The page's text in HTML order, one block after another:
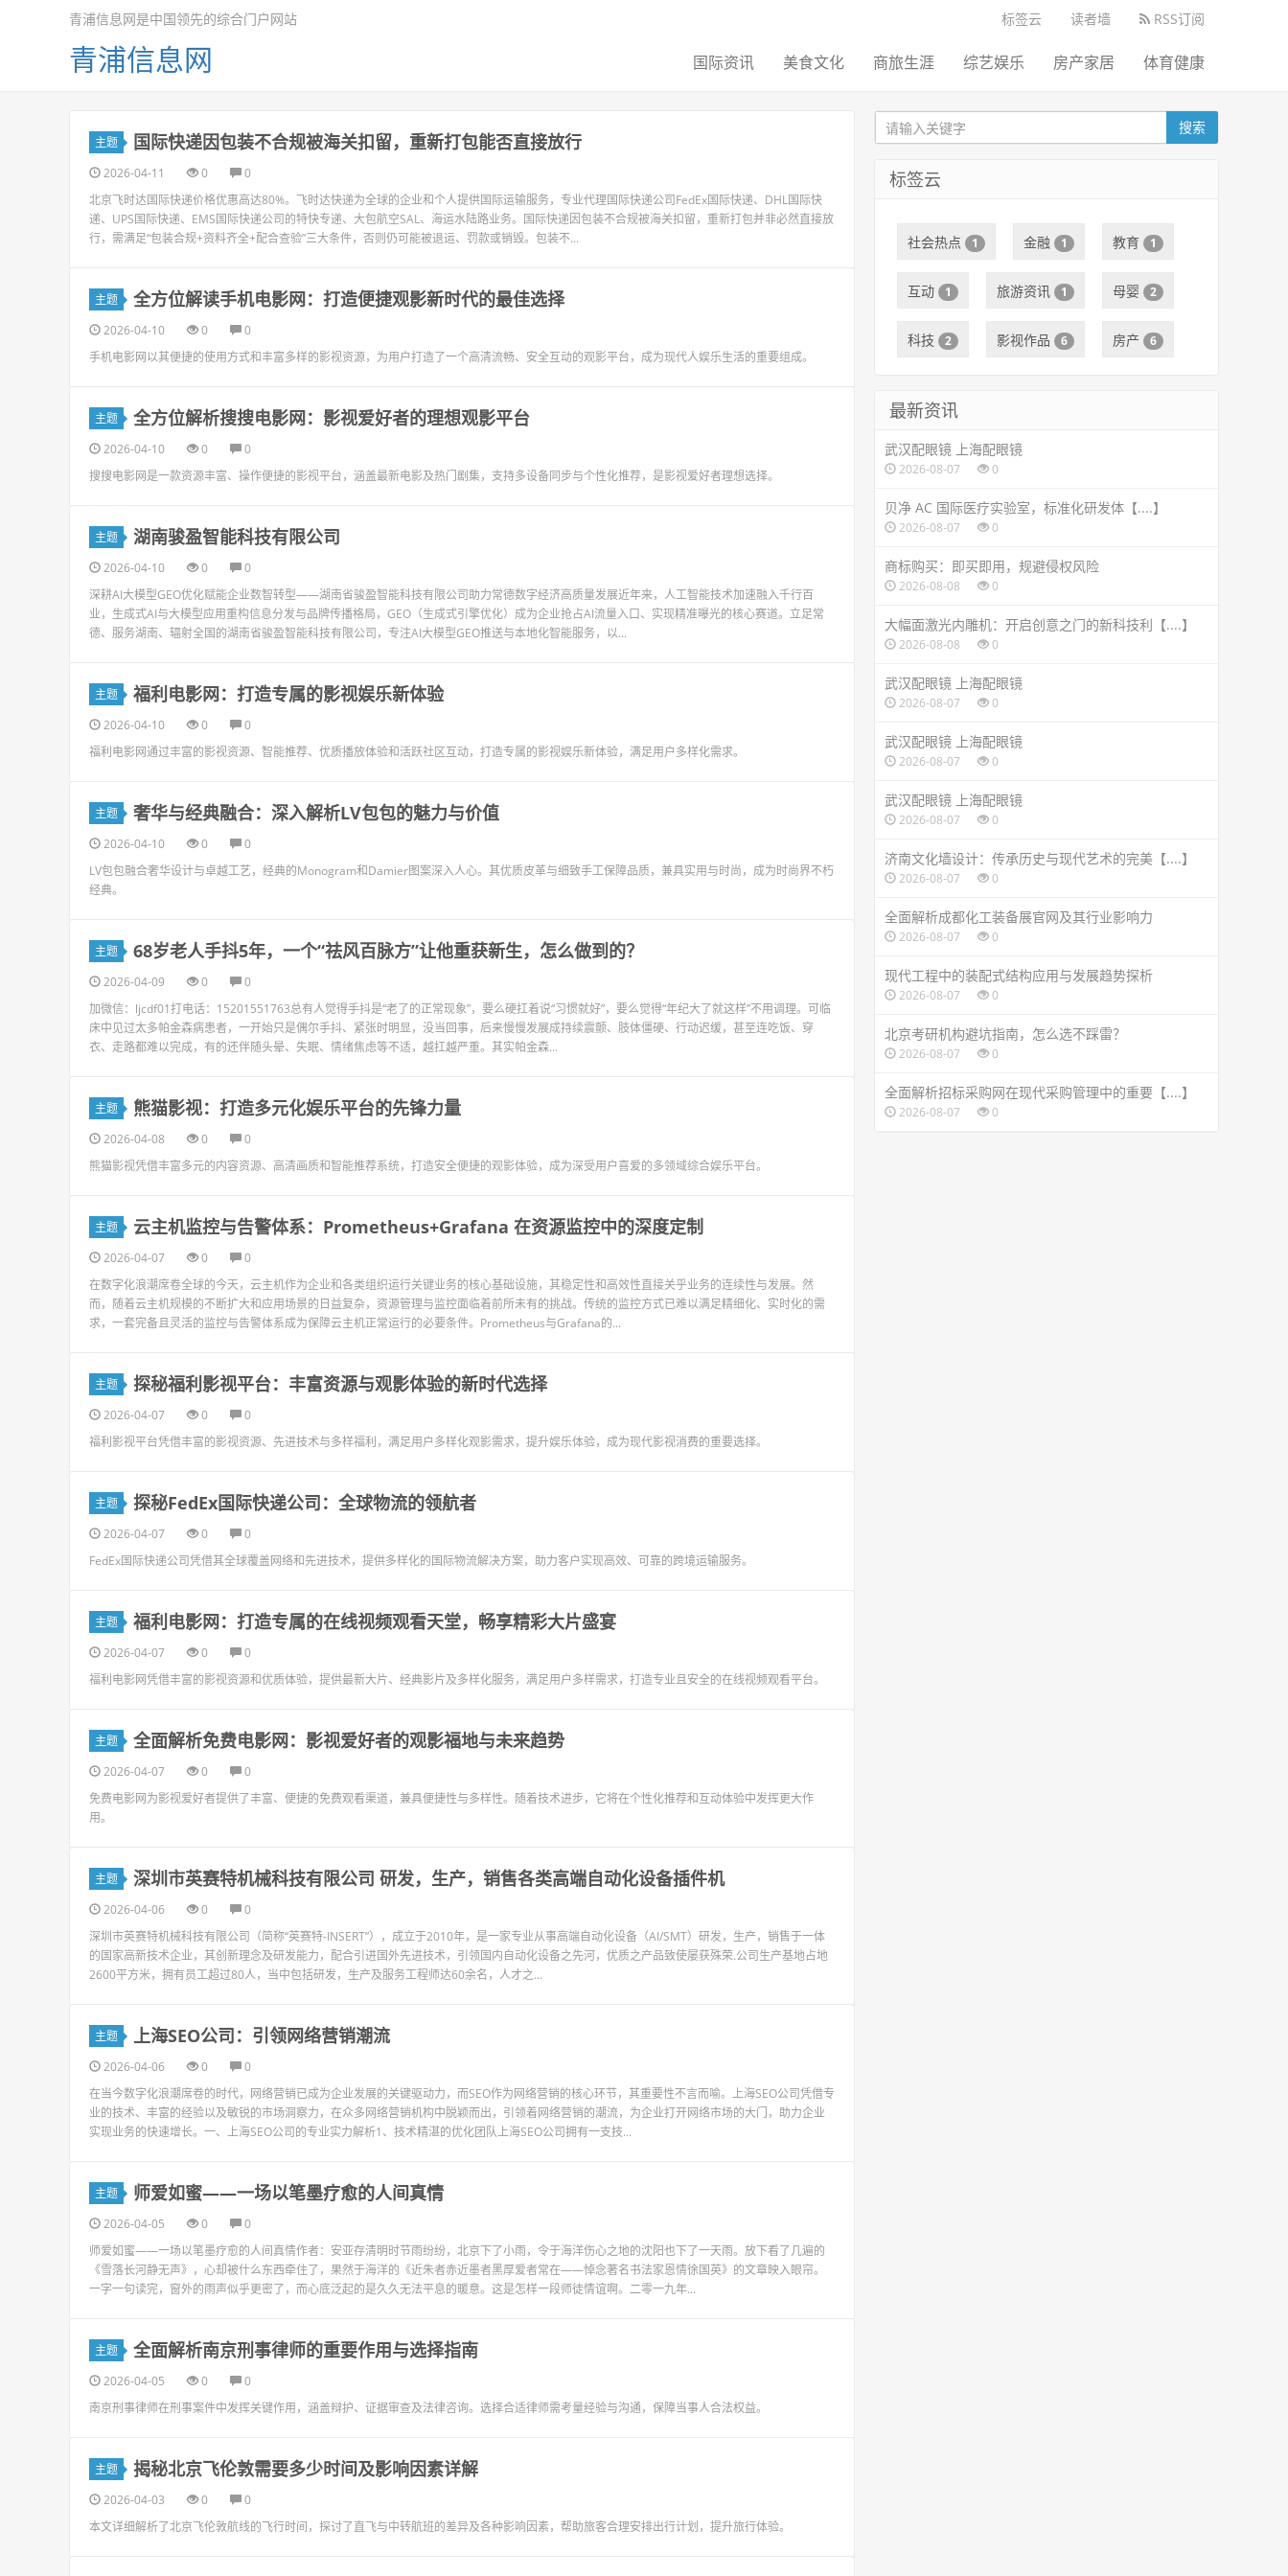
标签云 读者墙 RSS订阅
青浦信息网是中国领先的综合门户网站
青浦信息网 国际资讯 美食文化 商旅生涯 综艺娱乐 房产家居 体育健康
主题 国际快递因包装不合规被海关扣留，重新打包能否直接放行
2026-04-11 0
0
北京飞时达国际快递价格优惠高达80%。飞时达快递为全球的企业和个人提供国际运输服务，专业代理国际快递公司FedEx国际快递、DHL国际快
递、UPS国际快递、EMS国际快递公司的特快专递、大包航空SAL、海运水陆路业务。国际快递因包装不合规被海关扣留，重新打包并非必然直接放
行，需满足“包装合规+资料齐全+配合查验”三大条件，否则仍可能被退运、罚款或销毁。包装不...
主题 全方位解读手机电影网：打造便捷观影新时代的最佳选择
2026-04-10 0
0
手机电影网以其便捷的使用方式和丰富多样的影视资源，为用户打造了一个高清流畅、安全互动的观影平台，成为现代人娱乐生活的重要组成。
主题 全方位解析搜搜电影网：影视爱好者的理想观影平台
2026-04-10 0
0
搜搜电影网是一款资源丰富、操作便捷的影视平台，涵盖最新电影及热门剧集，支持多设备同步与个性化推荐，是影视爱好者理想选择。
主题 湖南骏盈智能科技有限公司
2026-04-10 0
0
深耕AI大模型GEO优化赋能企业数智转型——湖南省骏盈智能科技有限公司助力常德数字经济高质量发展近年来，人工智能技术加速融入千行百
业，生成式AI与大模型应用重构信息分发与品牌传播格局，GEO（生成式引擎优化）成为企业抢占AI流量入口、实现精准曝光的核心赛道。立足常
德、服务湖南、辐射全国的湖南省骏盈智能科技有限公司，专注AI大模型GEO推送与本地化智能服务，以...
主题 福利电影网：打造专属的影视娱乐新体验
2026-04-10 0
0
福利电影网通过丰富的影视资源、智能推荐、优质播放体验和活跃社区互动，打造专属的影视娱乐新体验，满足用户多样化需求。
主题 奢华与经典融合：深入解析LV包包的魅力与价值
2026-04-10 0
0
LV包包融合奢华设计与卓越工艺，经典的Monogram和Damier图案深入人心。其优质皮革与细致手工保障品质，兼具实用与时尚，成为时尚界不朽
经典。
主题 68岁老人手抖5年，一个“祛风百脉方”让他重获新生，怎么做到的？
2026-04-09 0
0
加微信：ljcdf01打电话：15201551763总有人觉得手抖是“老了的正常现象”，要么硬扛着说“习惯就好”，要么觉得“年纪大了就这样”不用调理。可临
床中见过太多帕金森病患者，一开始只是偶尔手抖、紧张时明显，没当回事，后来慢慢发展成持续震颤、肢体僵硬、行动迟缓，甚至连吃饭、穿
衣、走路都难以完成，有的还伴随头晕、失眠、情绪焦虑等不适，越扛越严重。其实帕金森...
主题 熊猫影视：打造多元化娱乐平台的先锋力量
2026-04-08 0
0
熊猫影视凭借丰富多元的内容资源、高清画质和智能推荐系统，打造安全便捷的观影体验，成为深受用户喜爱的多领域综合娱乐平台。
主题 云主机监控与告警体系：Prometheus+Grafana 在资源监控中的深度定制
2026-04-07 0
0
在数字化浪潮席卷全球的今天，云主机作为企业和各类组织运行关键业务的核心基础设施，其稳定性和高效性直接关乎业务的连续性与发展。然
而，随着云主机规模的不断扩大和应用场景的日益复杂，资源管理与监控面临着前所未有的挑战。传统的监控方式已难以满足精细化、实时化的需
求，一套完备且灵活的监控与告警体系成为保障云主机正常运行的必要条件。Prometheus与Grafana的...
主题 探秘福利影视平台：丰富资源与观影体验的新时代选择
2026-04-07 0
0
福利影视平台凭借丰富的影视资源、先进技术与多样福利，满足用户多样化观影需求，提升娱乐体验，成为现代影视消费的重要选择。
主题 探秘FedEx国际快递公司：全球物流的领航者
2026-04-07 0
0
FedEx国际快递公司凭借其全球覆盖网络和先进技术，提供多样化的国际物流解决方案，助力客户实现高效、可靠的跨境运输服务。
主题 福利电影网：打造专属的在线视频观看天堂，畅享精彩大片盛宴
2026-04-07 0
0
福利电影网凭借丰富的影视资源和优质体验，提供最新大片、经典影片及多样化服务，满足用户多样需求，打造专业且安全的在线视频观看平台。
主题 全面解析免费电影网：影视爱好者的观影福地与未来趋势
2026-04-07 0
0
免费电影网为影视爱好者提供了丰富、便捷的免费观看渠道，兼具便捷性与多样性。随着技术进步，它将在个性化推荐和互动体验中发挥更大作
用。
主题 深圳市英赛特机械科技有限公司 研发，生产，销售各类高端自动化设备插件机
2026-04-06 0
0
深圳市英赛特机械科技有限公司（简称“英赛特-INSERT”），成立于2010年，是一家专业从事高端自动化设备（AI/SMT）研发，生产，销售于一体
的国家高新技术企业，其创新理念及研发能力，配合引进国外先进技术，引领国内自动化设备之先河，优质之产品致使屡获殊荣.公司生产基地占地
2600平方米，拥有员工超过80人，当中包括研发，生产及服务工程师达60余名，人才之...
主题 上海SEO公司：引领网络营销潮流
2026-04-06 0
0
在当今数字化浪潮席卷的时代，网络营销已成为企业发展的关键驱动力，而SEO作为网络营销的核心环节，其重要性不言而喻。上海SEO公司凭借专
业的技术、丰富的经验以及敏锐的市场洞察力，在众多网络营销机构中脱颖而出，引领着网络营销的潮流，为企业打开网络市场的大门，助力企业
实现业务的快速增长。一、上海SEO公司的专业实力解析1、技术精湛的优化团队上海SEO公司拥有一支技...
主题 师爱如蜜——一场以笔墨疗愈的人间真情
2026-04-05 0
0
师爱如蜜——一场以笔墨疗愈的人间真情作者：安亚存清明时节雨纷纷，北京下了小雨，令于海洋伤心之地的沈阳也下了一天雨。放下看了几遍的
《雪落长河静无声》，心却被什么东西牵住了，果然于海洋的《近朱者赤近墨者黑厚爱者常在——悼念著名书法家恩情徐国英》的文章映入眼帘。
一字一句读完，窗外的雨声似乎更密了，而心底泛起的是久久无法平息的暖意。这是怎样一段师徒情谊啊。二零一九年...
主题 全面解析南京刑事律师的重要作用与选择指南
2026-04-05 0
0
南京刑事律师在刑事案件中发挥关键作用，涵盖辩护、证据审查及法律咨询。选择合适律师需考量经验与沟通，保障当事人合法权益。
主题 揭秘北京飞伦敦需要多少时间及影响因素详解
2026-04-03 0
0
本文详细解析了北京飞伦敦航线的飞行时间，探讨了直飞与中转航班的差异及各种影响因素，帮助旅客合理安排出行计划，提升旅行体验。
搜索
标签云
社会热点 1 金融 1 教育 1
互动 1 旅游资讯 1 母婴 2
科技 2 影视作品 6 房产 6
最新资讯
武汉配眼镜 上海配眼镜
2026-08-07 0
贝净 AC 国际医疗实验室，标准化研发体【....】
2026-08-07 0
商标购买：即买即用，规避侵权风险
2026-08-08 0
大幅面激光内雕机：开启创意之门的新科技利【....】
2026-08-08 0
武汉配眼镜 上海配眼镜
2026-08-07 0
武汉配眼镜 上海配眼镜
2026-08-07 0
武汉配眼镜 上海配眼镜
2026-08-07 0
济南文化墙设计：传承历史与现代艺术的完美【....】
2026-08-07 0
全面解析成都化工装备展官网及其行业影响力
2026-08-07 0
现代工程中的装配式结构应用与发展趋势探析
2026-08-07 0
北京考研机构避坑指南，怎么选不踩雷？
2026-08-07 0
全面解析招标采购网在现代采购管理中的重要【....】
2026-08-07 0